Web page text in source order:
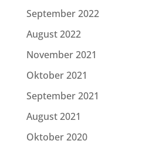
September 2022
August 2022
November 2021
Oktober 2021
September 2021
August 2021
Oktober 2020